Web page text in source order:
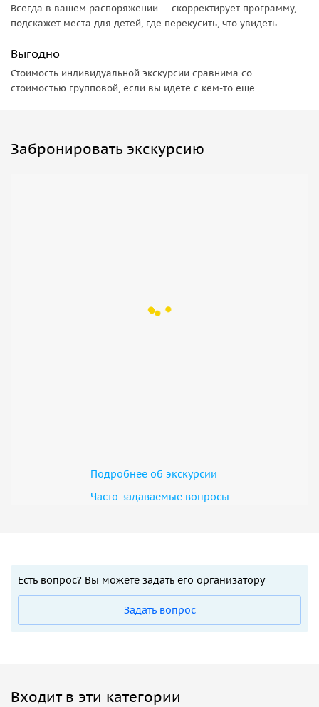
Всегда в вашем распоряжении — скорректирует программу,
подскажет места для детей, где перекусить, что увидеть
Выгодно
Стоимость индивидуальной экскурсии сравнима со
стоимостью групповой, если вы идете с кем-то еще
Забронировать экскурсию
Подробнее об экскурсии
Часто задаваемые вопросы
Есть вопрос? Вы можете задать его организатору
Задать вопрос
Входит в эти категории